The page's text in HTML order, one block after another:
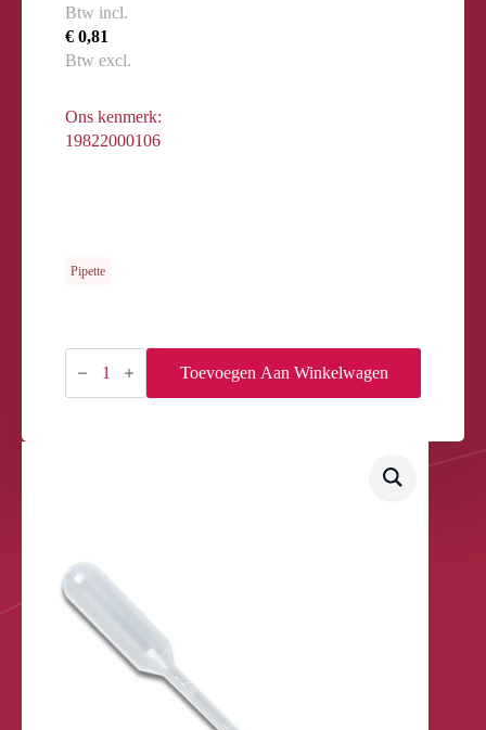
Btw incl.
€ 0,81
Btw excl.
Ons kenmerk:
19822000106
Pipette
PIPETTE
3ML
Toevoegen Aan Winkelwagen